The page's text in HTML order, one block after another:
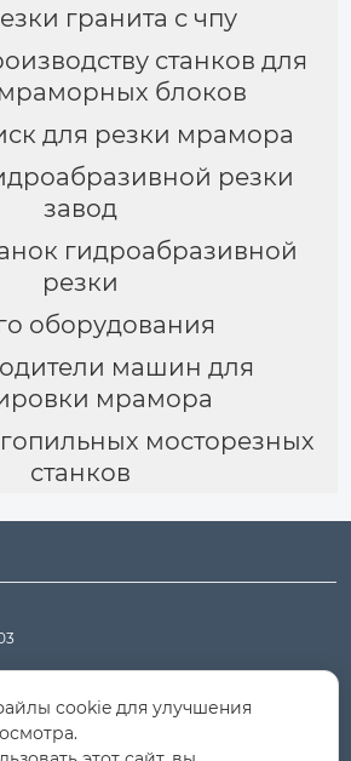
гранита с чпу
станков для
блоков
для резки мрамора
резки
завод
гидроабразивной
резки
оборудования
машин для
мрамора
мосторезных
станков
cookie для улучшения